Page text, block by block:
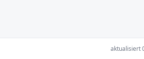
aktualisiert